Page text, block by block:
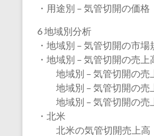
・用途別 – 気管切開の価
6 地域別分析
・地域別 – 気管切開の市
・地域別 – 気管切開の売上
地域別 – 気管切開の売
地域別 – 気管切開の売
地域別 – 気管切開の売
・北米
北米の気管切開売上高